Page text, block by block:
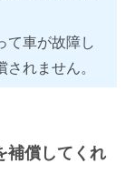
て車が故障し
れません。
補償してくれ